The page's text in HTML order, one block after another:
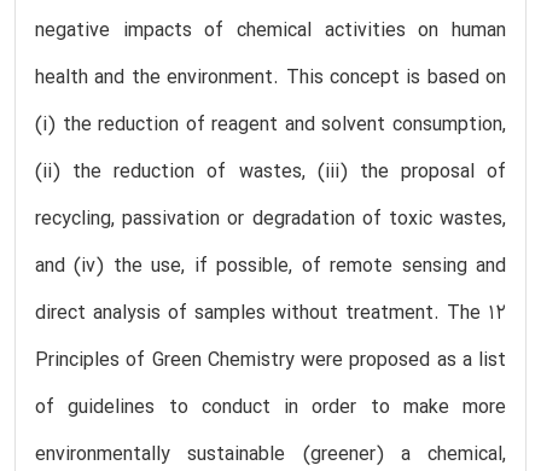
negative impacts of chemical activities on human
health and the environment. This concept is based on
(i) the reduction of reagent and solvent consumption,
(ii) the reduction of wastes, (iii) the proposal of
recycling, passivation or degradation of toxic wastes,
and (iv) the use, if possible, of remote sensing and
direct analysis of samples without treatment. The 12
Principles of Green Chemistry were proposed as a list
of guidelines to conduct in order to make more
environmentally sustainable (greener) a chemical,